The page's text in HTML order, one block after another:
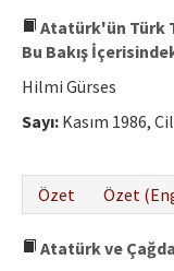
Atatürk'ün Türk
Bu Bakış
Hilmi Gürses
Sayı: Kasım 1986,
Özet
Özet
Atatürk ve